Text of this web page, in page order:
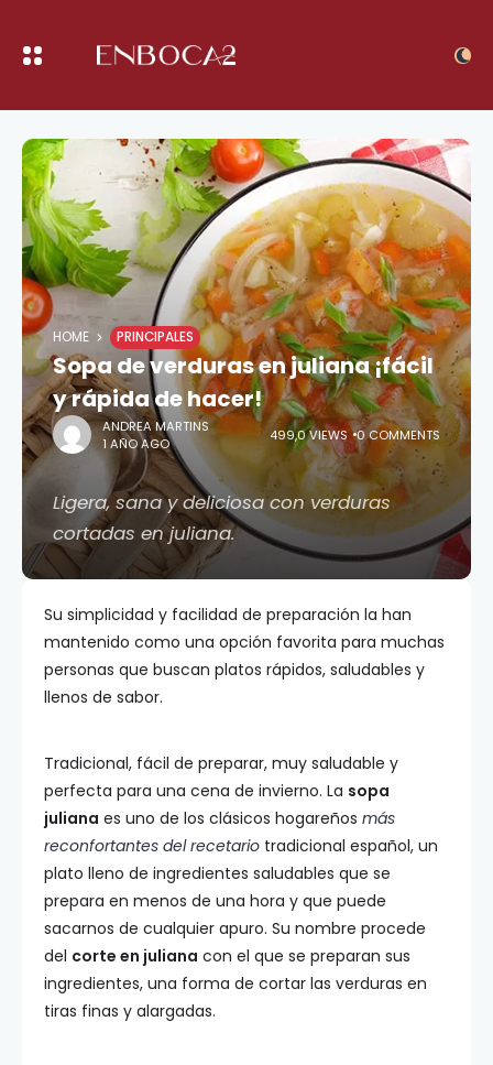
HOME PRINCIPALES
Sopa de verduras en juliana ¡fácil
y rápida de hacer!
ANDREA MARTINS
1 AÑO AGO
499,0 VIEWS 0 COMMENTS
Ligera, sana y deliciosa con verduras
cortadas en juliana.
Su simplicidad y facilidad de preparación la han
mantenido como una opción favorita para muchas
personas que buscan platos rápidos, saludables y
llenos de sabor.
Tradicional, fácil de preparar, muy saludable y
perfecta para una cena de invierno. La sopa
juliana es uno de los clásicos hogareños más
reconfortantes del recetario tradicional español, un
plato lleno de ingredientes saludables que se
prepara en menos de una hora y que puede
sacarnos de cualquier apuro. Su nombre procede
del corte en juliana con el que se preparan sus
ingredientes, una forma de cortar las verduras en
tiras finas y alargadas.